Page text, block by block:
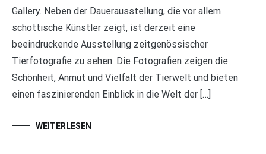
Gallery. Neben der Dauerausstellung, die vor allem
schottische Künstler zeigt, ist derzeit eine
beeindruckende Ausstellung zeitgenössischer
Tierfotografie zu sehen. Die Fotografien zeigen die
Schönheit, Anmut und Vielfalt der Tierwelt und bieten
einen faszinierenden Einblick in die Welt der […]
WEITERLESEN